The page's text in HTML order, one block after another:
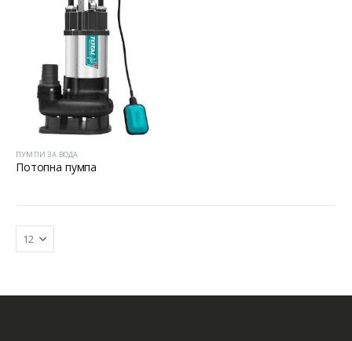
ПУМПИ ЗА ВОДА
Потопна пумпа